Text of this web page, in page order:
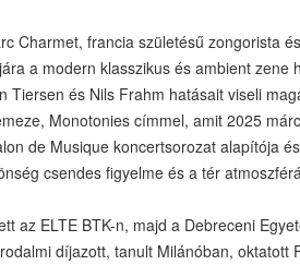
Charmet, francia születésű zongorista
a modern klasszikus és ambient zene
Tiersen és Nils Frahm hatásait viseli
Monotonies címmel, amit 2025
de Musique koncertsorozat alapítója
csendes figyelme és a tér
az ELTE BTK-n, majd a Debreceni
díjazott, tanult Milánóban,